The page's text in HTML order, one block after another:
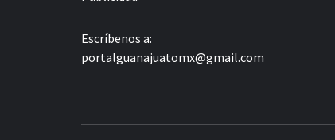
Escríbenos a:
portalguanajuatomx@gmail.com